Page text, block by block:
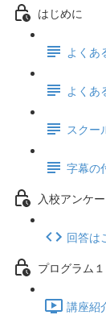
はじめに
よくあ
よくあ
スクー
字幕の
入校アンケ
回答は
プログラム１
講座紹